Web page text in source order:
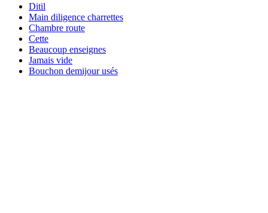
Ditil
Main diligence charrettes
Chambre route
Cette
Beaucoup enseignes
Jamais vide
Bouchon demijour usés